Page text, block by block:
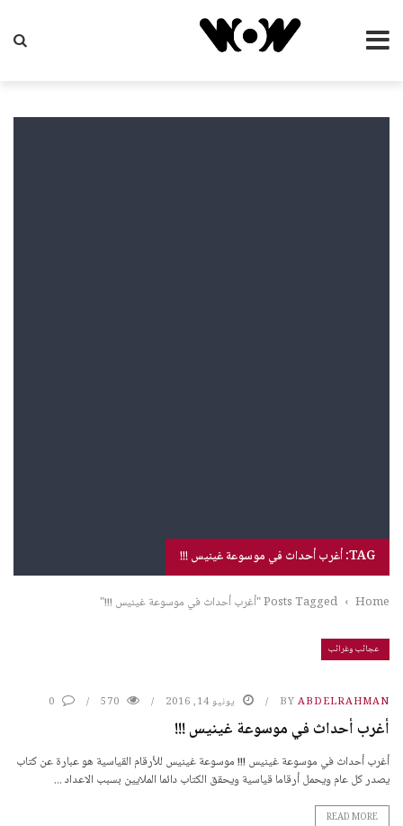
TAG: أغرب أحداث في موسوعة غينيس !!!
Home
› Posts Tagged "أغرب أحداث في موسوعة غينيس !!!"
عجائب وغرائب
BY ABDELRAHMAN يونيو 14, 2016 570
0
أغرب أحداث في موسوعة غينيس !!!
أغرب أحداث في موسوعة غينيس !!! موسوعة غينيس للأرقام القياسية هو عبارة عن كتاب
يصدر كل عام ويحمل أرقاما قياسية ويحقق الكتاب دائما الملايين بسبب الاعداد ...
READ MORE